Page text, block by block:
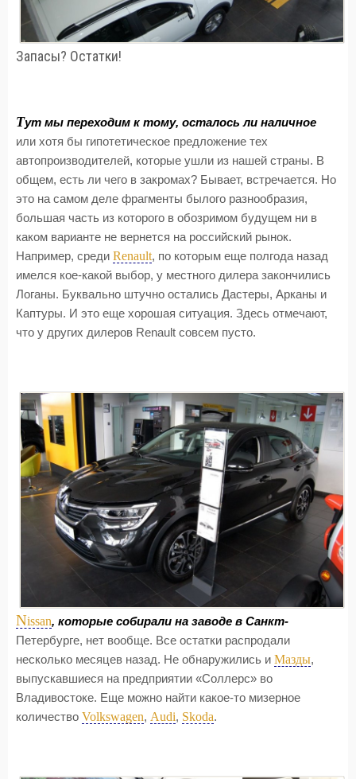
Запасы? Остатки!
Тут мы переходим к тому, осталось ли наличное
или хотя бы гипотетическое предложение тех
автопроизводителей, которые ушли из нашей страны. В
общем, есть ли чего в закромах? Бывает, встречается. Но
это на самом деле фрагменты былого разнообразия,
большая часть из которого в обозримом будущем ни в
каком варианте не вернется на российский рынок.
Например, среди Renault, по которым еще полгода назад
имелся кое-какой выбор, у местного дилера закончились
Логаны. Буквально штучно остались Дастеры, Арканы и
Каптуры. И это еще хорошая ситуация. Здесь отмечают,
что у других дилеров Renault совсем пусто.
Nissan, которые собирали на заводе в Санкт-
Петербурге, нет вообще. Все остатки распродали
несколько месяцев назад. Не обнаружились и Мазды,
выпускавшиеся на предприятии «Соллерс» во
Владивостоке. Еще можно найти какое-то мизерное
количество Volkswagen, Audi, Skoda.